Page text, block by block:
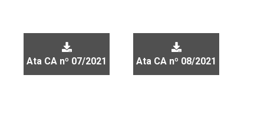
Ata CA nº 07/2021 Ata CA nº 08/2021